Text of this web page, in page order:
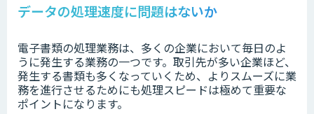
データの処理速度に問題はないか
電子書類の処理業務は、多くの企業において毎日のよ
うに発生する業務の一つです。取引先が多い企業ほど、
発生する書類も多くなっていくため、よりスムーズに業
務を進行させるためにも処理スピードは極めて重要な
ポイントになります。